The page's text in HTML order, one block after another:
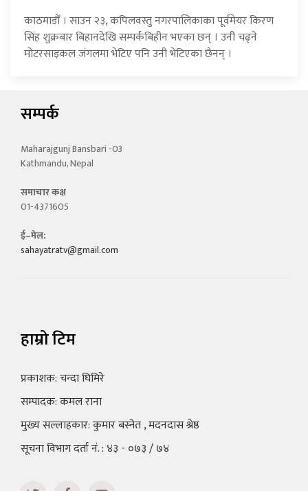
काठमाडौँ । साउन २३, कपिलवस्तु नगरपालिकाका पूर्वमेयर किरण
सिंह शुक्रबार बिहानदेखि सम्पर्कबिहीन भएका छन् । उनी चढ्ने
मोटरसाइकल जंगलमा भेटिए पनि उनी भेटिएका छैनन् ।
सम्पर्क
Maharajgunj Bansbari -03
Kathmandu, Nepal
समाचार कक्ष
01-4371605
ई–मेल:
sahayatratv@gmail.com
हाम्रो टिम
प्रकाशक: चन्दा घिमिरे
सम्पादक: कमल राना
मुख्य सल्लाहकार: कुमार बस्नेत , मदनदास श्रेष्ठ
सूचना विभाग दर्ता नं. : ४३ - ०७३ / ७४